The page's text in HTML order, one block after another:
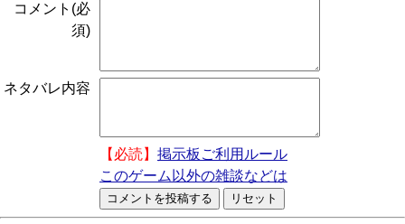
コメント(必
須)
ネタバレ内容
【必読】 掲示板ご利用ルール
このゲーム以外の雑談などは